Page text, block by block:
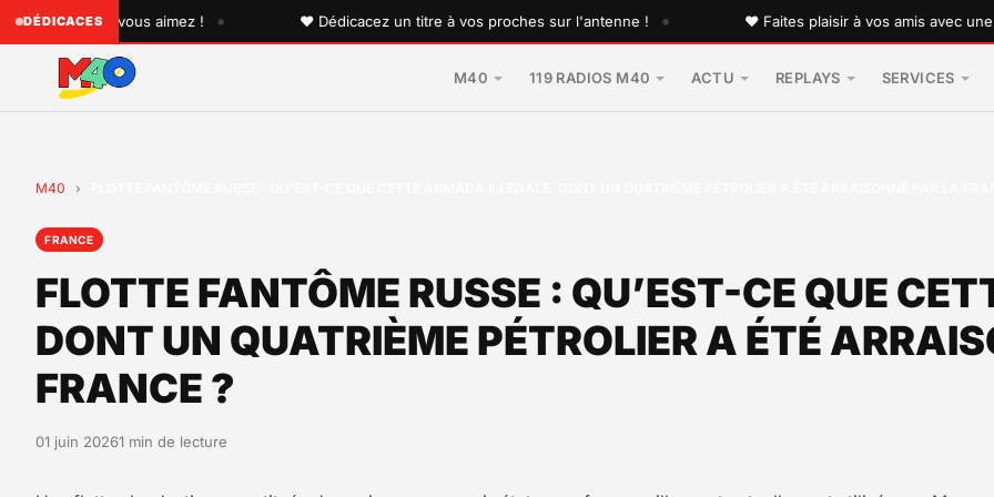
DÉDICACES
que vous aimez ! • ♥ Dédicacez un titre à vos proches sur l'antenne ! • ♥ Faites plaisir à vos amis avec une
M40 119 RADIOS M40 ACTU REPLAYS SERVICES
M40 ›
FRANCE
FLOTTE FANTÔME RUSSE : QU’EST-CE QUE
DONT UN QUATRIÈME PÉTROLIER A ÉTÉ
FRANCE ?
01 juin 20261 min de lecture